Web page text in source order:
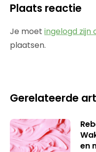
Plaats reactie
Je moet ingelogd zijn
plaatsen.
Gerelateerde
en